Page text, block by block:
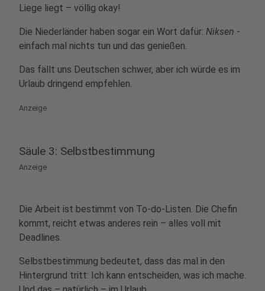
Liege liegt – völlig okay!
Die Niederländer haben sogar ein Wort dafür: Niksen -
einfach mal nichts tun und das genießen.
Das fällt uns Deutschen schwer, aber ich würde es im
Urlaub dringend empfehlen.
Anzeige
Säule 3: Selbstbestimmung
Anzeige
Die Arbeit ist bestimmt von To-do-Listen. Die Chefin
kommt, reicht etwas anderes rein – alles voll mit
Deadlines.
Selbstbestimmung bedeutet, dass das mal in den
Hintergrund tritt: Ich kann entscheiden, was ich mache.